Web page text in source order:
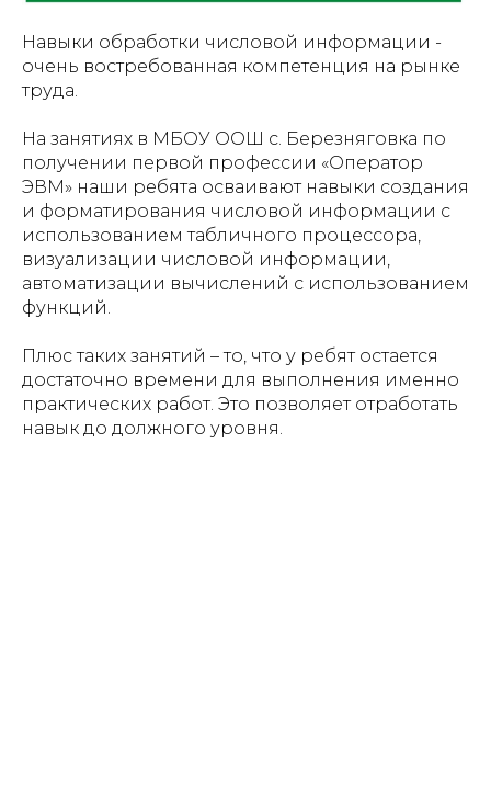
Навыки обработки числовой информации -
очень востребованная компетенция на рынке
труда.
На занятиях в МБОУ ООШ с. Березняговка по
получении первой профессии «Оператор
ЭВМ» наши ребята осваивают навыки создания
и форматирования числовой информации с
использованием табличного процессора,
визуализации числовой информации,
автоматизации вычислений с использованием
функций.
Плюс таких занятий – то, что у ребят остается
достаточно времени для выполнения именно
практических работ. Это позволяет отработать
навык до должного уровня.